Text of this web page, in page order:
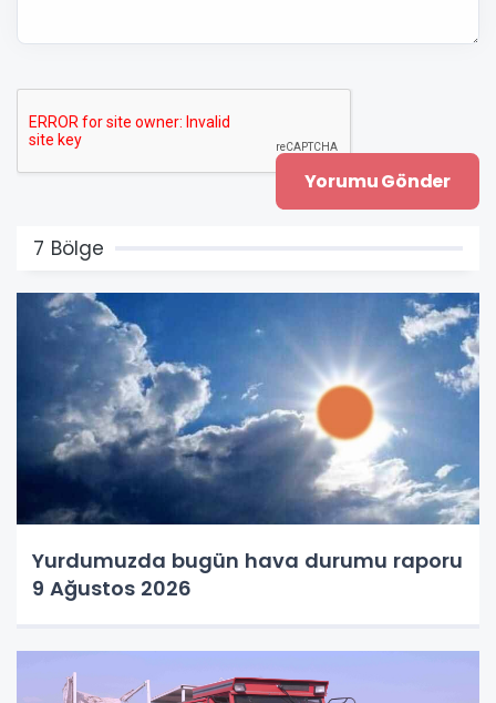
7 Bölge
Yurdumuzda bugün hava durumu raporu
9 Ağustos 2026